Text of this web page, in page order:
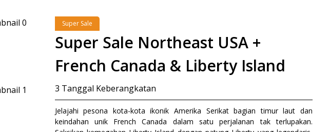
Super Sale
Super Sale Northeast USA +
French Canada & Liberty Island
3 Tanggal Keberangkatan
Jelajahi pesona kota-kota ikonik Amerika Serikat bagian timur laut dan
keindahan unik French Canada dalam satu perjalanan tak terlupakan.